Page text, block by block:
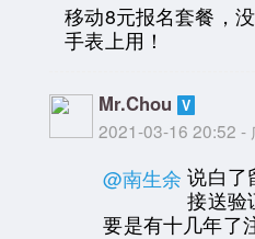
移动8元报名套餐，
手表上用！
Mr.Chou
2021-03-16 20:52 -
@南生余 说白了
接送验
要是有十几年了